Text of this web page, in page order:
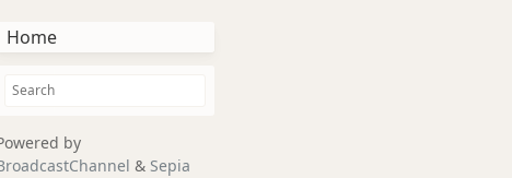
Home
by
& Sepia